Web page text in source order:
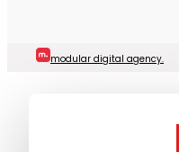
modular digital agency.